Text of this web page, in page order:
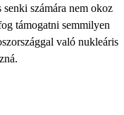
számára nem okoz
támogatni semmilyen
való nukleáris